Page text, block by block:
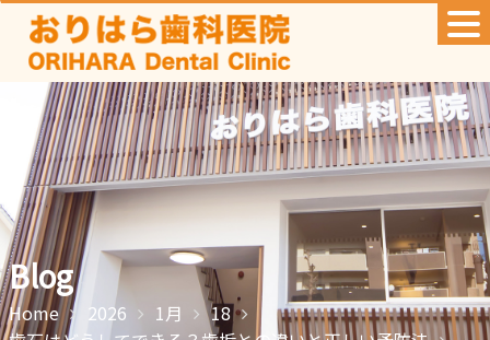
Skip
content
Blog
Home 2026 1月
18